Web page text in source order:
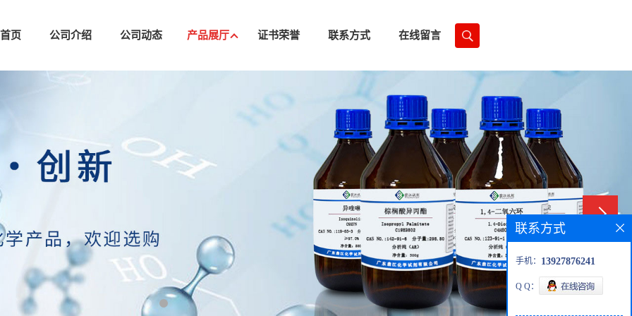
页 公司介绍 公司动态 产品展厅 证书荣誉 联系方式 在线留言
联系方式
手机： 13927876241
Q Q：